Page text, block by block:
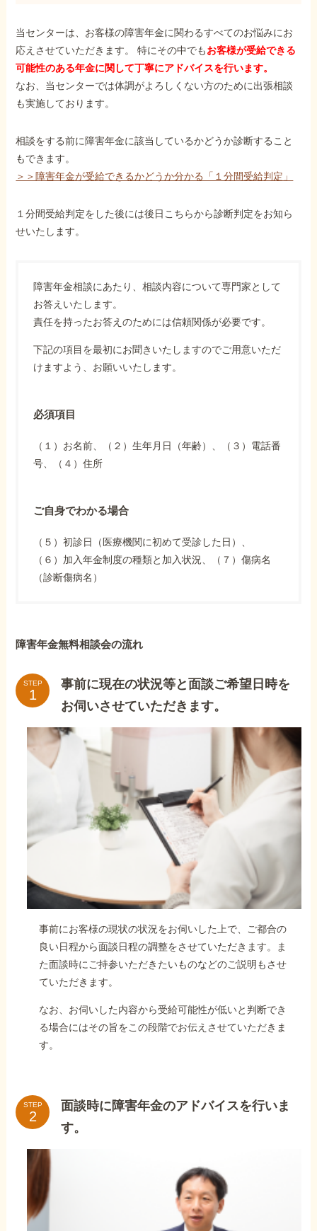
当センターは、お客様の障害年金に関わるすべてのお悩みにお
応えさせていただきます。 特にその中でもお客様が受給できる
可能性のある年金に関して丁寧にアドバイスを行います。
なお、当センターでは体調がよろしくない方のために出張相談
も実施しております。
相談をする前に障害年金に該当しているかどうか診断すること
もできます。
＞＞障害年金が受給できるかどうか分かる「１分間受給判定」
１分間受給判定をした後には後日こちらから診断判定をお知ら
せいたします。
障害年金相談にあたり、相談内容について専門家として
お答えいたします。
責任を持ったお答えのためには信頼関係が必要です。
下記の項目を最初にお聞きいたしますのでご用意いただ
けますよう、お願いいたします。
必須項目
（１）お名前、（２）生年月日（年齢）、（３）電話番
号、（４）住所
ご自身でわかる場合
（５）初診日（医療機関に初めて受診した日）、
（６）加入年金制度の種類と加入状況、（７）傷病名
（診断傷病名）
障害年金無料相談会の流れ
STEP
事前に現在の状況等と面談ご希望日時を
お伺いさせていただきます。
事前にお客様の現状の状況をお伺いした上で、ご都合の
良い日程から面談日程の調整をさせていただきます。ま
た面談時にご持参いただきたいものなどのご説明もさせ
ていただきます。
なお、お伺いした内容から受給可能性が低いと判断でき
る場合にはその旨をこの段階でお伝えさせていただきま
す。
STEP
面談時に障害年金のアドバイスを行いま
す。